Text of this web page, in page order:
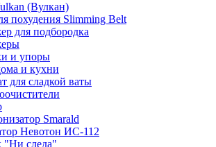
(Вулкан)
похудения Slimming Belt
для подбородка
и упоры
и кухни
для сладкой ваты
Smarald
Невотон ИС-112
"Ни следа"